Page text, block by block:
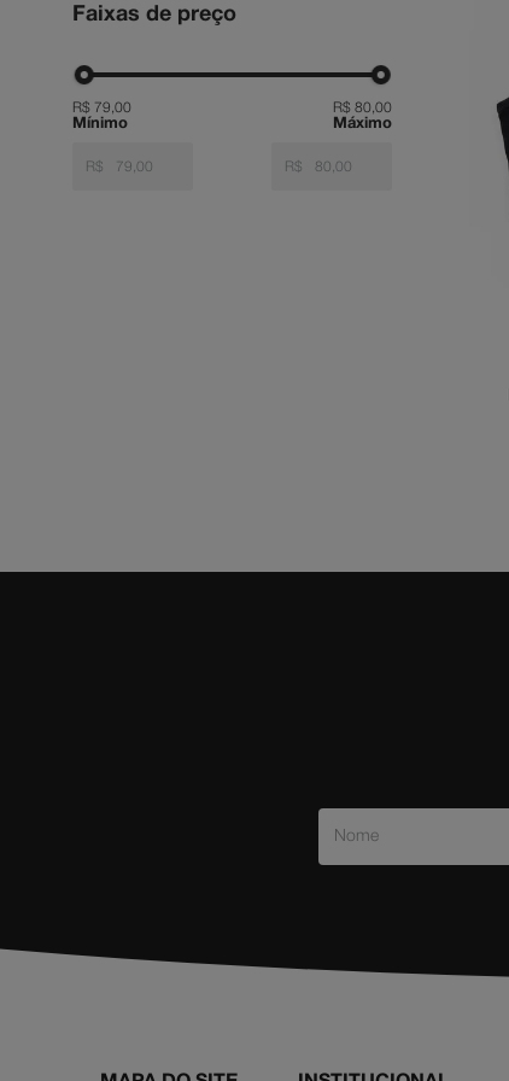
Faixas de preço
R$ R$
R$ 79,00 R$ 80,00